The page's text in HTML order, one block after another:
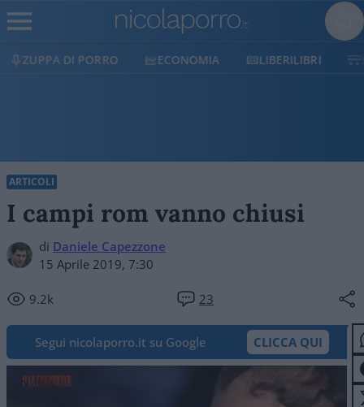
ECONOMIA LIBERILIBRI SHOP SOSTIENICI
ARTICOLI
I campi rom vanno chiusi
di Daniele Capezzone
15 Aprile 2019, 7:30
9.2k 23
Segui nicolaporro.it su Google CLICCA QUI
Video